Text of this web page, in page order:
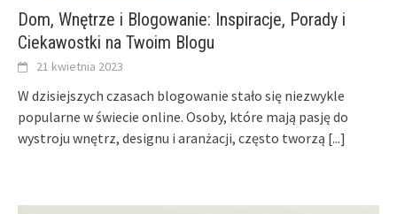
Dom, Wnętrze i Blogowanie: Inspiracje, Porady i
Ciekawostki na Twoim Blogu
21 kwietnia 2023
W dzisiejszych czasach blogowanie stało się niezwykle
popularne w świecie online. Osoby, które mają pasję do
wystroju wnętrz, designu i aranżacji, często tworzą [...]